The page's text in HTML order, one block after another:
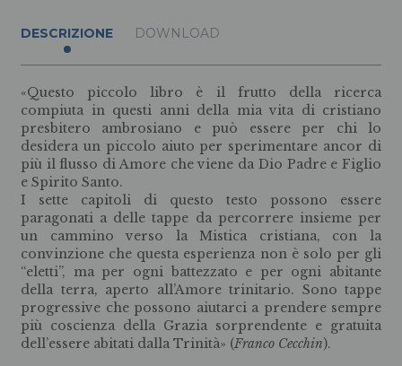
DESCRIZIONE DOWNLOAD
«Questo piccolo libro è il frutto della ricerca
compiuta in questi anni della mia vita di cristiano
presbitero ambrosiano e può essere per chi lo
desidera un piccolo aiuto per sperimentare ancor di
più il flusso di Amore che viene da Dio Padre e Figlio
e Spirito Santo.
I sette capitoli di questo testo possono essere
paragonati a delle tappe da percorrere insieme per
un cammino verso la Mistica cristiana, con la
convinzione che questa esperienza non è solo per gli
“eletti”, ma per ogni battezzato e per ogni abitante
della terra, aperto all’Amore trinitario. Sono tappe
progressive che possono aiutarci a prendere sempre
più coscienza della Grazia sorprendente e gratuita
dell’essere abitati dalla Trinità» (Franco Cecchin).